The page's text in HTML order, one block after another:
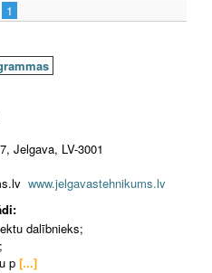
1
Jelgava, LV-3001
www.jelgavastehnikums.lv
dalībnieks;
p [...]